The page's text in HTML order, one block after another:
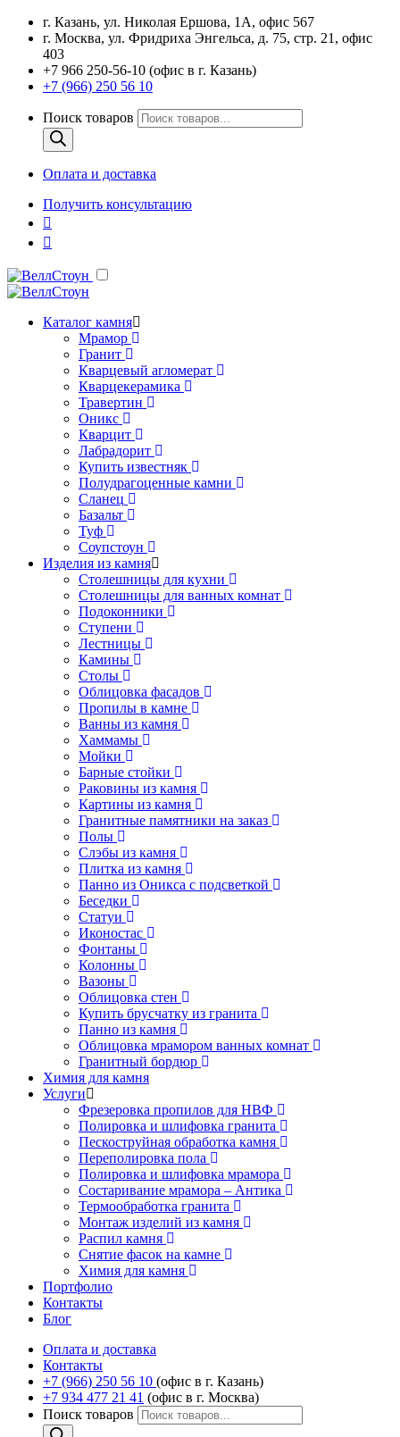
г. Казань, ул. Николая Ершова, 1А, офис 567
г. Москва, ул. Фридриха Энгельса, д. 75, стр. 21, офис
403
+7 966 250-56-10 (офис в г. Казань)
+7 (966) 250 56 10
Поиск товаров
Оплата и доставка
Получить консультацию
Каталог камня
Мрамор
Гранит
Кварцевый агломерат
Кварцекерамика
Травертин
Оникс
Кварцит
Лабрадорит
Купить известняк
Полудрагоценные камни
Сланец
Базальт
Туф
Соупстоун
Изделия из камня
Столешницы для кухни
Столешницы для ванных комнат
Подоконники
Ступени
Лестницы
Камины
Столы
Облицовка фасадов
Пропилы в камне
Ванны из камня
Хаммамы
Мойки
Барные стойки
Раковины из камня
Картины из камня
Гранитные памятники на заказ
Полы
Слэбы из камня
Плитка из камня
Панно из Оникса с подсветкой
Беседки
Статуи
Иконостас
Фонтаны
Колонны
Вазоны
Облицовка стен
Купить брусчатку из гранита
Панно из камня
Облицовка мрамором ванных комнат
Гранитный бордюр
Химия для камня
Услуги
Фрезеровка пропилов для НВФ
Полировка и шлифовка гранита
Пескоструйная обработка камня
Переполировка пола
Полировка и шлифовка мрамора
Состаривание мрамора – Антика
Термообработка гранита
Монтаж изделий из камня
Распил камня
Снятие фасок на камне
Химия для камня
Портфолио
Контакты
Блог
Оплата и доставка
Контакты
+7 (966) 250 56 10 (офис в г. Казань)
+7 934 477 21 41 (офис в г. Москва)
Поиск товаров